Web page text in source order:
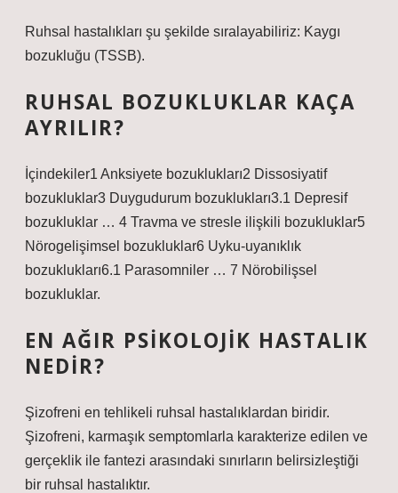
Ruhsal hastalıkları şu şekilde sıralayabiliriz: Kaygı
bozukluğu (TSSB).
RUHSAL BOZUKLUKLAR KAÇA
AYRILIR?
İçindekiler1 Anksiyete bozuklukları2 Dissosiyatif
bozukluklar3 Duygudurum bozuklukları3.1 Depresif
bozukluklar … 4 Travma ve stresle ilişkili bozukluklar5
Nörogelişimsel bozukluklar6 Uyku-uyanıklık
bozuklukları6.1 Parasomniler … 7 Nörobilişsel
bozukluklar.
EN AĞIR PSIKOLOJIK HASTALIK
NEDIR?
Şizofreni en tehlikeli ruhsal hastalıklardan biridir.
Şizofreni, karmaşık semptomlarla karakterize edilen ve
gerçeklik ile fantezi arasındaki sınırların belirsizleştiği
bir ruhsal hastalıktır.